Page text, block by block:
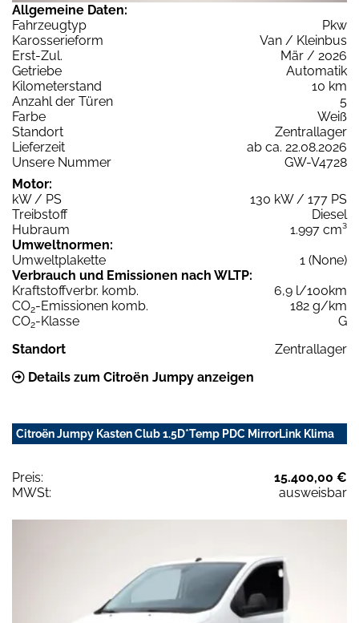
Allgemeine Daten:
Fahrzeugtyp
Pkw
Karosserieform
Van / Kleinbus
Erst-Zul.
Mär / 2026
Getriebe
Automatik
Kilometerstand
10 km
Anzahl der Türen
5
Farbe
Weiß
Standort
Zentrallager
Lieferzeit
ab ca. 22.08.2026
Unsere Nummer
GW-V4728
Motor:
kW / PS
130 kW / 177 PS
Treibstoff
Diesel
Hubraum
1.997 cm³
Umweltnormen:
Umweltplakette
1 (None)
Verbrauch und Emissionen nach WLTP:
Kraftstoffverbr. komb.
6,9 l/100km
CO2-Emissionen komb.
182 g/km
CO2-Klasse
G
Standort
Zentrallager
Details zum Citroën Jumpy anzeigen
Citroën Jumpy Kasten Club 1.5D*Temp PDC MirrorLink Klima
Preis:
15.400,00 €
MWSt:
ausweisbar